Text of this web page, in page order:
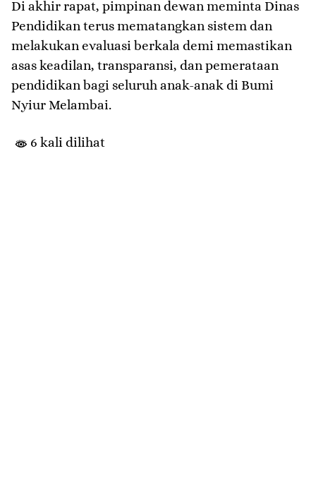
​Di akhir rapat, pimpinan dewan meminta Dinas
Pendidikan terus mematangkan sistem dan
melakukan evaluasi berkala demi memastikan
asas keadilan, transparansi, dan pemerataan
pendidikan bagi seluruh anak-anak di Bumi
Nyiur Melambai.
6 kali dilihat